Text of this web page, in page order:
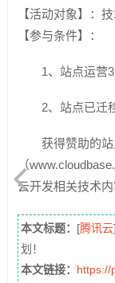
【活动对象】：
【参与条件】：
1、站点运营3
2、站点已迁
获得赞助的
（
云开发相关技术内
本文标题： [腾讯云
划！
本文链接： https://